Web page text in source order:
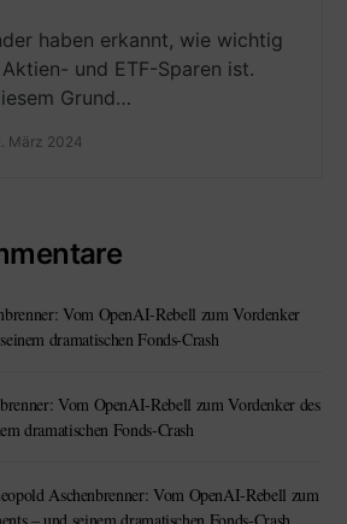
haben erkannt, wie wichtig
und ETF-Sparen ist.
Grund…
März 2024
Vom OpenAI-Rebell zum Vordenker
dramatischen Fonds-Crash
Vom OpenAI-Rebell zum Vordenker des
dramatischen Fonds-Crash
Aschenbrenner: Vom OpenAI-Rebell zum